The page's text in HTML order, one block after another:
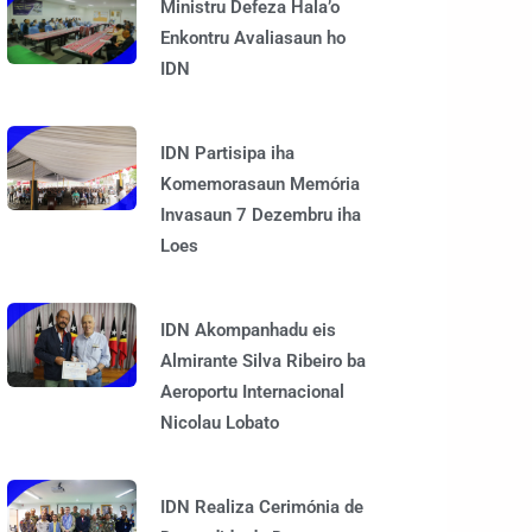
Ministru Defeza Hala’o
Enkontru Avaliasaun ho
IDN
IDN Partisipa iha
Komemorasaun Memória
Invasaun 7 Dezembru iha
Loes
IDN Akompanhadu eis
Almirante Silva Ribeiro ba
Aeroportu Internacional
Nicolau Lobato
IDN Realiza Cerimónia de